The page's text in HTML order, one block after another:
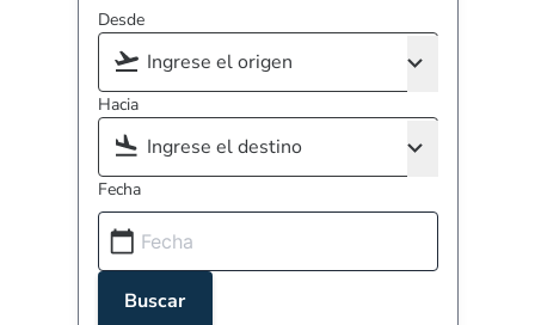
Desde
Hacia
Fecha
Buscar